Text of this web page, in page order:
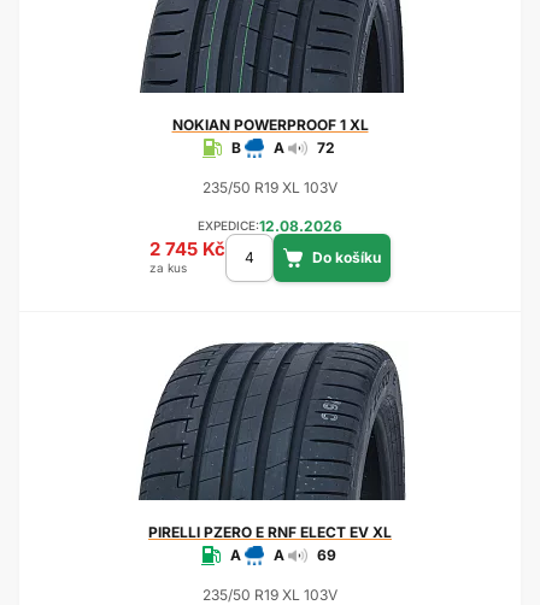
NOKIANPOWERPROOF 1 XL
B
A 72
235/50 R19 XL 103V
EXPEDICE:12.08.2026
2 745 Kč
za kus
PIRELLI PZERO E RNF ELECT EV XL
A
A 69
235/50 R19 XL 103V